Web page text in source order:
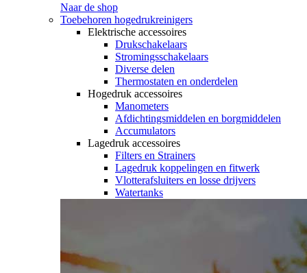
Naar de shop
Toebehoren hogedrukreinigers
Elektrische accessoires
Drukschakelaars
Stromingsschakelaars
Diverse delen
Thermostaten en onderdelen
Hogedruk accessoires
Manometers
Afdichtingsmiddelen en borgmiddelen
Accumulators
Lagedruk accessoires
Filters en Strainers
Lagedruk koppelingen en fitwerk
Vlotterafsluiters en losse drijvers
Watertanks